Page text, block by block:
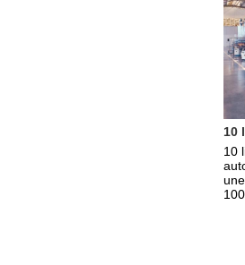
10
10